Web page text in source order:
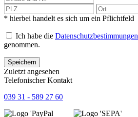
* hierbei handelt es sich um ein Pflichtfeld
Ich habe die Datenschutzbestimmungen
genommen.
Speichern
Zuletzt angesehen
Telefonischer Kontakt
039 31 - 589 27 60